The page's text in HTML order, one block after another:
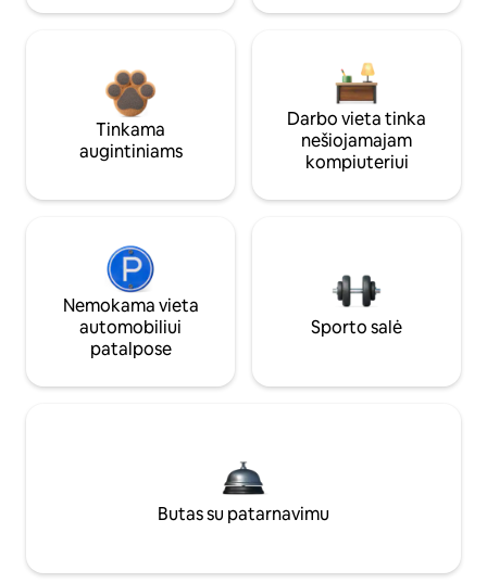
Tinkama
augintiniams
Darbo vieta tinka
nešiojamajam
kompiuteriui
Nemokama vieta
automobiliui
patalpose
Sporto salė
Butas su patarnavimu